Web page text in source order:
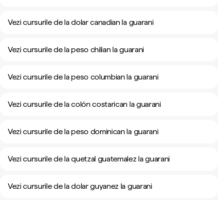
Vezi cursurile de la dolar canadian la guarani
Vezi cursurile de la peso chilian la guarani
Vezi cursurile de la peso columbian la guarani
Vezi cursurile de la colón costarican la guarani
Vezi cursurile de la peso dominican la guarani
Vezi cursurile de la quetzal guatemalez la guarani
Vezi cursurile de la dolar guyanez la guarani